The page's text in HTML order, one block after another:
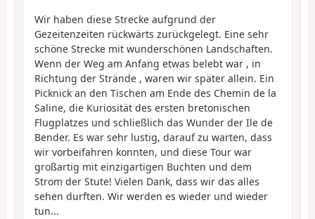
Wir haben diese Strecke aufgrund der
Gezeitenzeiten rückwärts zurückgelegt. Eine sehr
schöne Strecke mit wunderschönen Landschaften.
Wenn der Weg am Anfang etwas belebt war , in
Richtung der Strände , waren wir später allein. Ein
Picknick an den Tischen am Ende des Chemin de la
Saline, die Kuriosität des ersten bretonischen
Flugplatzes und schließlich das Wunder der Ile de
Bender. Es war sehr lustig, darauf zu warten, dass
wir vorbeifahren konnten, und diese Tour war
großartig mit einzigartigen Buchten und dem
Strom der Stute! Vielen Dank, dass wir das alles
sehen durften. Wir werden es wieder und wieder
tun...